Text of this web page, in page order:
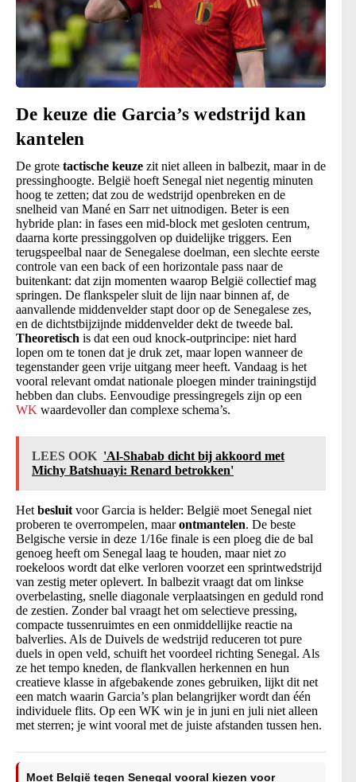
De keuze die Garcia’s wedstrijd kan
kantelen
De grote tactische keuze zit niet alleen in balbezit, maar in de
pressinghoogte. België hoeft Senegal niet negentig minuten
hoog te zetten; dat zou de wedstrijd openbreken en de
snelheid van Mané en Sarr net uitnodigen. Beter is een
hybride plan: in fases een mid-block met gesloten centrum,
daarna korte pressinggolven op duidelijke triggers. Een
terugspeelbal naar de Senegalese doelman, een slechte eerste
controle van een back of een horizontale pass naar de
buitenkant: dat zijn momenten waarop België collectief mag
springen. De flankspeler sluit de lijn naar binnen af, de
aanvallende middenvelder stapt door op de Senegalese zes,
en de dichtstbijzijnde middenvelder dekt de tweede bal.
Theoretisch is dat een oud knock-outprincipe: niet hard
lopen om te tonen dat je druk zet, maar lopen wanneer de
tegenstander geen vrije uitgang meer heeft. Vandaag is het
vooral relevant omdat nationale ploegen minder trainingstijd
hebben dan clubs. Eenvoudige pressingregels zijn op een
WK waardevoller dan complexe schema’s.
LEES OOK 'Al-Shabab dicht bij akkoord met
Michy Batshuayi: Renard betrokken'
Het besluit voor Garcia is helder: België moet Senegal niet
proberen te overrompelen, maarontmantelen. De beste
Belgische versie in deze 1/16e finale is een ploeg die de bal
genoeg heeft om Senegal laag te houden, maar niet zo
roekeloos wordt dat elke verloren voorzet een sprintwedstrijd
van zestig meter oplevert. In balbezit vraagt dat om linkse
overbelasting, snelle diagonale verplaatsingen en geduld rond
de zestien. Zonder bal vraagt het om selectieve pressing,
compacte tussenruimtes en een onmiddellijke reactie na
balverlies. Als de Duivels de wedstrijd reduceren tot pure
duels in open veld, schuift het voordeel richting Senegal. Als
ze het tempo kneden, de flankvallen herkennen en hun
creatieve klasse in afgebakende zones gebruiken, lijkt dit net
een match waarin Garcia’s plan belangrijker wordt dan één
individuele flits. Op een WK win je in juni en juli niet alleen
met sterren; je wint vooral met de juiste afstanden tussen hen.
Moet België tegen Senegal vooral kiezen voor